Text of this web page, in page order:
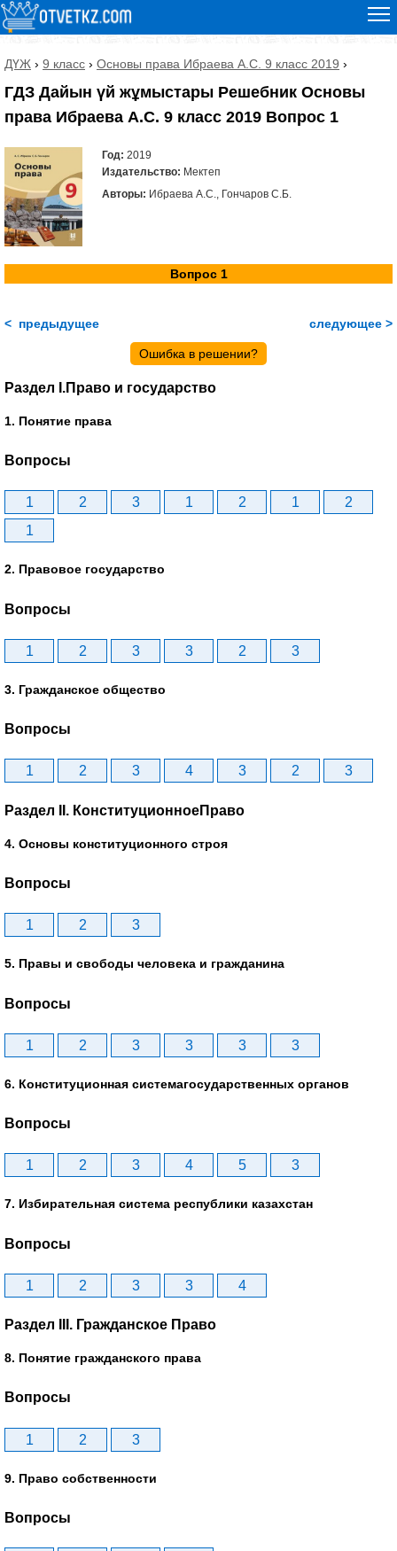
ДҮЖ › 9 класс › Основы права Ибраева А.С. 9 класс 2019 ›
ГДЗ Дайын үй жұмыстары Решебник Основы
права Ибраева А.С. 9 класс 2019 Вопрос 1
Год: 2019
Издательство: Мектеп
Авторы: Ибраева А.С., Гончаров С.Б.
Вопрос 1
< предыдущее следующее >
Ошибка в решении?
Раздел I.Право и государство
1. Понятие права
Вопросы
1 2 3 1 2 1
2
1
2. Правовое государство
Вопросы
1 2 3 3 2 3
3. Гражданское общество
Вопросы
1 2 3 4 3 2 3
Раздел II. КонституционноеПраво
4. Основы конституционного строя
Вопросы
1 2 3
5. Правы и свободы человека и гражданина
Вопросы
1 2 3 3 3 3
6. Конституционная системагосударственных органов
Вопросы
1 2 3 4 5 3
7. Избирательная система республики казахстан
Вопросы
1 2 3 3 4
Раздел III. Гражданское Право
8. Понятие гражданского права
Вопросы
1 2 3
9. Право собственности
Вопросы